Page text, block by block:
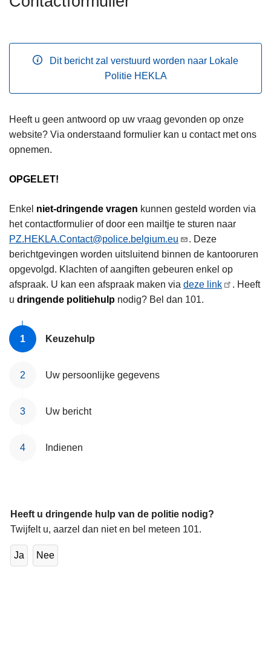
Dit bericht zal verstuurd worden naar Lokale
Politie HEKLA
Heeft u geen antwoord op uw vraag gevonden op onze
website? Via onderstaand formulier kan u contact met ons
opnemen.
OPGELET!
Enkel niet-dringende vragen kunnen gesteld worden via
het contactformulier of door een mailtje te sturen naar
PZ.HEKLA.Contact@police.belgium.eu
. Deze
berichtgevingen worden uitsluitend binnen de kantooruren
opgevolgd. Klachten of aangiften gebeuren enkel op
afspraak. U kan een afspraak maken via deze link
. Heeft
u dringende politiehulp nodig? Bel dan 101.
Keuzehulp
Uw persoonlijke gegevens
Uw bericht
Indienen
Heeft u dringende hulp van de politie nodig?
Twijfelt u, aarzel dan niet en bel meteen 101.
Ja Nee